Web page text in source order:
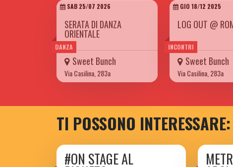
DANZA
SAB 25/07 2026
SERATA DI DANZA
ORIENTALE
Sweet Bunch
Via Casilina, 283a
INCONTRI
GIO 18/12 2025
LOG OUT @
Sweet Bunch
Via Casilina, 283a
TI POSSONO INTERESSARE:
#ON STAGE AL